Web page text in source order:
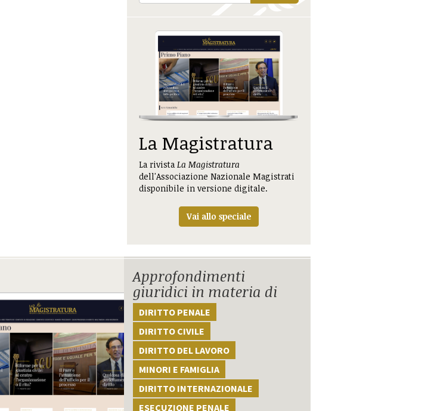
La Magistratura
La rivistaLa Magistratura
dell'Associazione Nazionale Magistrati
disponibile in versione digitale.
Vai allo speciale
Approfondimenti
giuridici in materia di
DIRITTO PENALE
DIRITTO CIVILE
DIRITTO DEL LAVORO
MINORI E FAMIGLIA
DIRITTO INTERNAZIONALE
ESECUZIONE PENALE